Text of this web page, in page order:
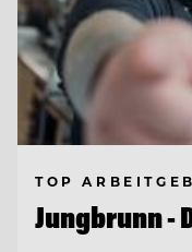
TOP
Jungbrunn -